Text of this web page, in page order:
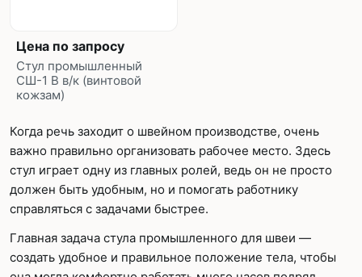
Цена по запросу
Стул промышленный
СШ-1 В в/к (винтовой
кожзам)
Когда речь заходит о швейном производстве, очень
важно правильно организовать рабочее место. Здесь
стул играет одну из главных ролей, ведь он не просто
должен быть удобным, но и помогать работнику
справляться с задачами быстрее.
Главная задача стула промышленного для швеи —
создать удобное и правильное положение тела, чтобы